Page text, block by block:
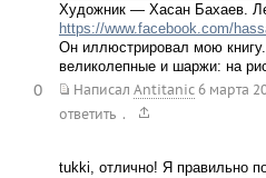
Художник — Хасан Бахаев.
https://www.facebook.com/
Он иллюстрировал мою
великолепные и шаржи: на
Написал Antitanic 6 марта
ответить .
0
tukki, отлично! Я правильно